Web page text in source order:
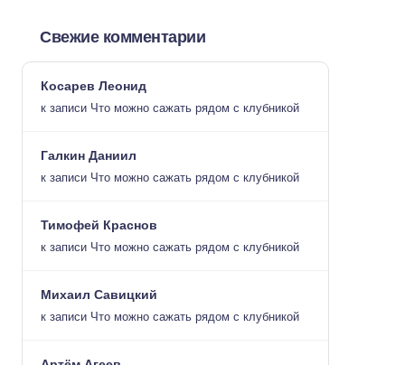
Свежие комментарии
Косарев Леонид
к записи Что можно сажать рядом с клубникой
Галкин Даниил
к записи Что можно сажать рядом с клубникой
Тимофей Краснов
к записи Что можно сажать рядом с клубникой
Михаил Савицкий
к записи Что можно сажать рядом с клубникой